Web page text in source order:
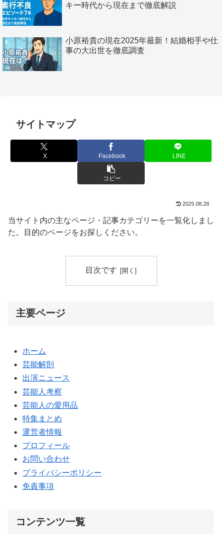
キー時代から現在まで徹底解説
小原裕貴の現在2025年最新！結婚相手や仕
事の大出世を徹底調査
サイトマップ
X Facebook LINE
コピー
2025.08.28
当サイト内の主なページ・記事カテゴリーを一覧化しまし
た。目的のページをお探しください。
目次です
主要ページ
ホーム
芸能解剖
出演ニュース
芸能人考察
芸能人の愛用品
特集まとめ
運営者情報
プロフィール
お問い合わせ
プライバシーポリシー
免責事項
コンテンツ一覧